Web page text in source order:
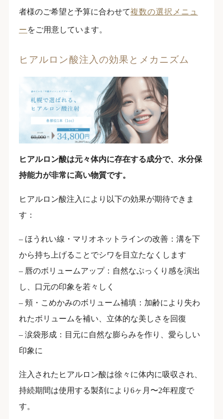
者様のご希望と予算に合わせて複数の選択メニュ
ー をご用意しています。
ヒアルロン酸注入の効果とメカニズム
ヒアルロン酸は元々体内に存在する成分で、水分保
持能力が非常に高い物質です。
ヒアルロン酸注入により以下の効果が期待できま
す：
– ほうれい線・マリオネットラインの改善：溝を下
から持ち上げることでシワを目立たなくします
– 唇のボリュームアップ：自然なぷっくり感を演出
し、口元の印象を若々しく
– 頬・こめかみのボリューム補填：加齢により失わ
れたボリュームを補い、立体的な美しさを回復
– 涙袋形成：目元に自然な膨らみを作り、愛らしい
印象に
注入されたヒアルロン酸は徐々に体内に吸収され、
持続期間は使用する製剤により6ヶ月〜2年程度で
す。